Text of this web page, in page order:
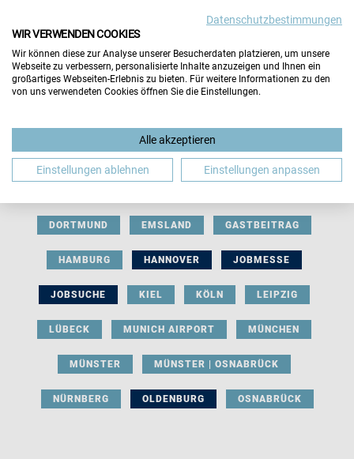
BERUFLICHE ORIENTIERUNG BEWERBUNG
DORTMUND EMSLAND GASTBEITRAG
HAMBURG HANNOVER JOBMESSE
JOBSUCHE KIEL KÖLN LEIPZIG
LÜBECK MUNICH AIRPORT MÜNCHEN
MÜNSTER MÜNSTER | OSNABRÜCK
NÜRNBERG OLDENBURG OSNABRÜCK
Datenschutzbestimmungen
WIR VERWENDEN COOKIES
Wir können diese zur Analyse unserer Besucherdaten platzieren, um unsere
Webseite zu verbessern, personalisierte Inhalte anzuzeigen und Ihnen ein
großartiges Webseiten-Erlebnis zu bieten. Für weitere Informationen zu den
von uns verwendeten Cookies öffnen Sie die Einstellungen.
Alle akzeptieren
Einstellungen ablehnen Einstellungen anpassen